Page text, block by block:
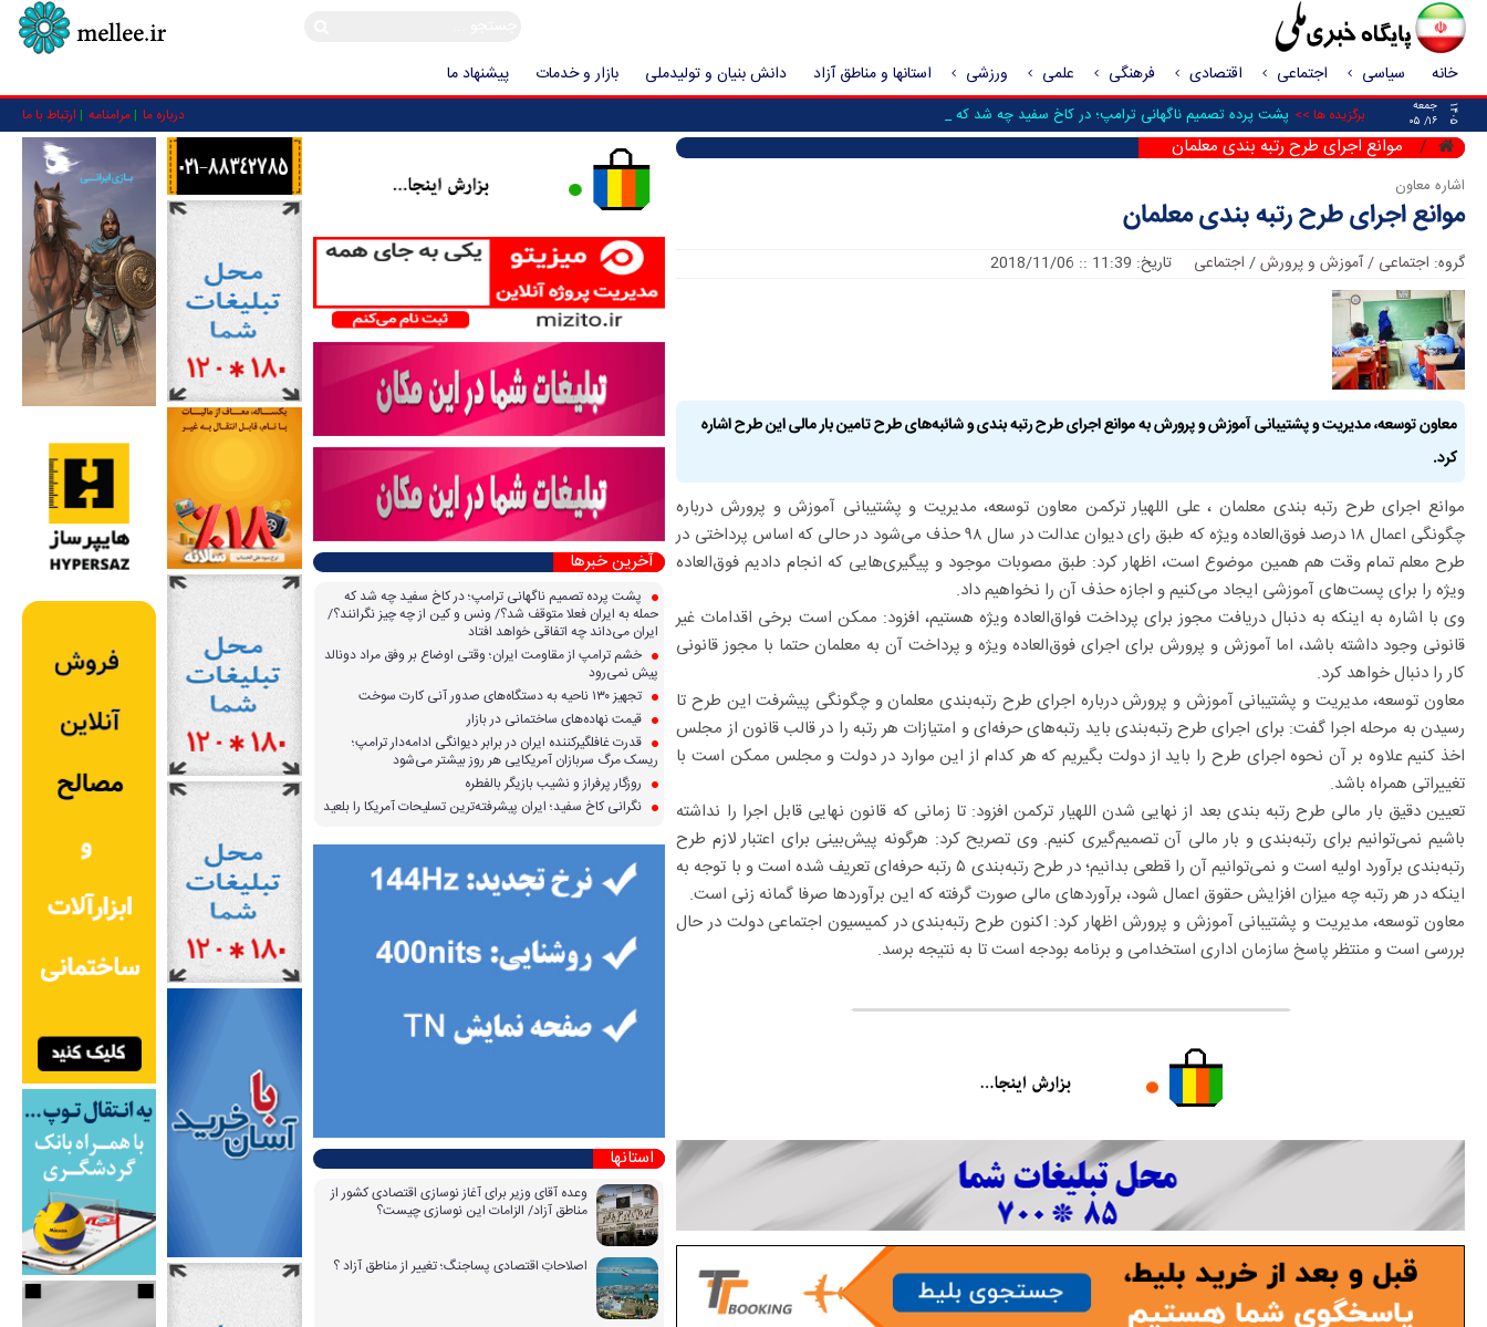
خانه سیاسی اجتماعی اقتصادی فرهنگی علمی ورزشی استانها و مناطق آزاد دانش بنیان و تولیدملی بازار و خدمات پیشنهاد ما
۱۴۰۵
جمعه
۱۶/ ۰۵
برگزیده ها >> پشت پرده تصمیم ناگهانی ترامپ؛ در کاخ سفید چه شد که حمله به _ درباره ما مرامنامه ارتباط با ما
موانع اجرای طرح رتبه بندی معلمان
اشاره معاون
موانع اجرای طرح رتبه بندی معلمان
گروه: اجتماعی / آموزش و پرورش/ اجتماعی تاریخ: 11:39 :: 2018/11/06
معاون توسعه، مدیریت و پشتیبانی آموزش و پرورش به موانع اجرای طرح رتبه بندی و شائبه‌های طرح تامین بار مالی این طرح اشاره
کرد.
موانع اجرای طرح رتبه بندی معلمان ، علی اللهیار ترکمن معاون توسعه، مدیریت و پشتیبانی آموزش و پرورش درباره
چگونگی اعمال ۱۸ درصد فوق‌العاده ویژه که طبق رای دیوان عدالت در سال ۹۸ حذف می‌شود در حالی که اساس پرداختی در
طرح معلم تمام وقت هم همین موضوع است، اظهار کرد: طبق مصوبات موجود و پیگیری‌هایی که انجام دادیم فوق‌العاده
ویژه را برای پست‌های آموزشی ایجاد می‌کنیم و اجازه حذف آن را نخواهیم داد.
وی با اشاره به اینکه به دنبال دریافت مجوز برای پرداخت فواق‌العاده ویژه هستیم، افزود: ممکن است برخی اقدامات غیر
قانونی وجود داشته باشد، اما آموزش و پرورش برای اجرای فوق‌العاده ویژه و پرداخت آن به معلمان حتما با مجوز قانونی
کار را دنبال خواهد کرد.
معاون توسعه، مدیریت و پشتیبانی آموزش و پرورش درباره اجرای طرح رتبه‌بندی معلمان و چگونگی پیشرفت این طرح تا
رسیدن به مرحله اجرا گفت: برای اجرای طرح رتبه‌بندی باید رتبه‌های حرفه‌ای و امتیازات هر رتبه را در قالب قانون از مجلس
اخذ کنیم علاوه بر آن نحوه اجرای طرح را باید از دولت بگیریم که هر کدام از این موارد در دولت و مجلس ممکن است با
تغییراتی همراه باشد.
تعیین دقیق بار مالی طرح رتبه بندی بعد از نهایی شدن اللهیار ترکمن افزود: تا زمانی که قانون نهایی قابل اجرا را نداشته
باشیم نمی‌توانیم برای رتبه‌بندی و بار مالی آن تصمیم‌گیری کنیم. وی تصریح کرد: هرگونه پیش‌بینی برای اعتبار لازم طرح
رتبه‌بندی برآورد اولیه است و نمی‌توانیم آن را قطعی بدانیم؛ در طرح رتبه‌بندی ۵ رتبه حرفه‌ای تعریف شده است و با توجه به
اینکه در هر رتبه چه میزان افزایش حقوق اعمال شود، برآورد‌های مالی صورت گرفته که این برآوردها صرفا گمانه زنی است.
معاون توسعه، مدیریت و پشتیبانی آموزش و پرورش اظهار کرد: اکنون طرح رتبه‌بندی در کمیسیون اجتماعی دولت در حال
بررسی است و منتظر پاسخ سازمان اداری استخدامی و برنامه بودجه است تا به نتیجه برسد.
آخرین خبرها
پشت پرده تصمیم ناگهانی ترامپ؛ در کاخ سفید چه شد که
حمله به ایران فعلا متوقف شد؟/ ونس و کین از چه چیز نگرانند؟/
ایران می‌داند چه اتفاقی خواهد افتاد
خشم ترامپ از مقاومت ایران؛ وقتی اوضاع بر وفق مراد دونالد
پیش نمی‌رود
تجهیز ۱۳۰ ناحیه به دستگاه‌های صدور آنی کارت سوخت
قیمت نهاده‌های ساختمانی در بازار
قدرت غافلگیرکننده ایران در برابر دیوانگی ادامه‌دار ترامپ؛
ریسک مرگ سربازان آمریکایی هر روز بیشتر می‌شود
روزگار پرفراز و نشیب بازیگر بالفطره
نگرانی کاخ سفید؛ ایران پیشرفته‌ترین تسلیحات آمریکا را بلعید
استانها
وعده آقای وزیر برای آغاز نوسازی اقتصادی کشور از
مناطق آزاد/ الزامات این نوسازی چیست؟
اصلاحاتِ اقتصادی پساجنگ؛ تغییر از مناطق آزاد ؟